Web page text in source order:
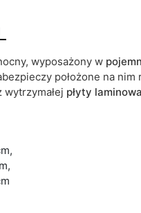
wyposażony w
położone na
wytrzymałej płyty